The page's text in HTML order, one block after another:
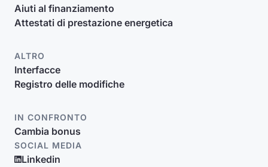
Aiuti al finanziamento
Attestati di prestazione energetica
ALTRO
Interfacce
Registro delle modifiche
IN CONFRONTO
Cambia bonus
SOCIAL MEDIA
Linkedin